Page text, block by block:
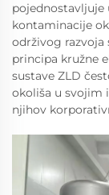
kontaminacije
održivog
principa kružne
sustave ZLD
okoliša u svojim
njihov